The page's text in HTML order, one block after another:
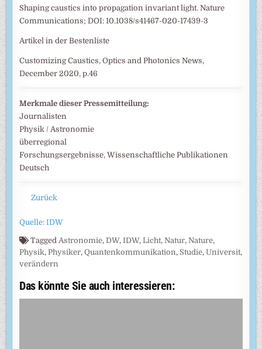
Shaping caustics into propagation invariant light. Nature
Communications; DOI: 10.1038/s41467-020-17439-3
Artikel in der Bestenliste
Customizing Caustics, Optics and Photonics News,
December 2020, p.46
Merkmale dieser Pressemitteilung:
Journalisten
Physik / Astronomie
überregional
Forschungsergebnisse, Wissenschaftliche Publikationen
Deutsch
Zurück
Quelle: IDW
Tagged Astronomie, DW,IDW,Licht, Natur, Nature,
Physik, Physiker,Quantenkommunikation, Studie,Universit,
verändern
Das könnte Sie auch interessieren: